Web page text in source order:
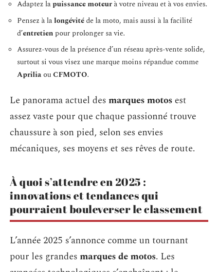
Adaptez lapuissance moteurà votre niveau et à vos envies.
Pensez à lalongévitéde la moto, mais aussi à la facilité
d’entretien pour prolonger sa vie.
Assurez-vous de la présence d’un réseau après-vente solide,
surtout si vous visez une marque moins répandue comme
ApriliaouCFMOTO.
Le panorama actuel des marques motos est
assez vaste pour que chaque passionné trouve
chaussure à son pied, selon ses envies
mécaniques, ses moyens et ses rêves de route.
À quoi s’attendre en 2025 :
innovations et tendances qui
pourraient bouleverser le classement
L’année 2025 s’annonce comme un tournant
pour les grandes marques de motos. Les